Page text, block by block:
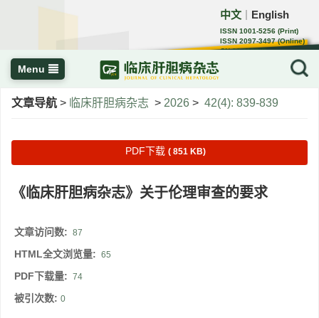
中文 English
ISSN 1001-5256 (Print)
ISSN 2097-3497 (Online)
CN 22-1108/R
Menu
文章导航 > 临床肝胆病杂志 > 2026 > 42(4): 839-839
PDF下载 ( 851 KB)
《临床肝胆病杂志》关于伦理审查的要求
文章访问数: 87
HTML全文浏览量: 65
PDF下载量: 74
被引次数: 0